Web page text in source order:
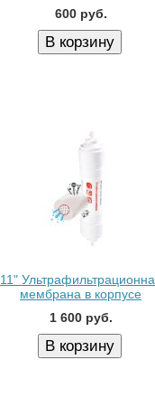
600 руб.
11"
мембрана в корпусе
1 600 руб.